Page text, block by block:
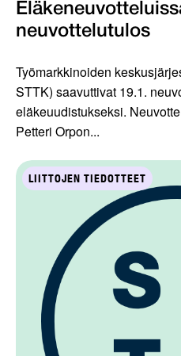
neuvottelutulos
Työmarkkinoiden
STTK) saavuttivat 19.1.
eläkeuudistukseksi.
Petteri Orpon...
LIITTOJEN TIEDOTTEET